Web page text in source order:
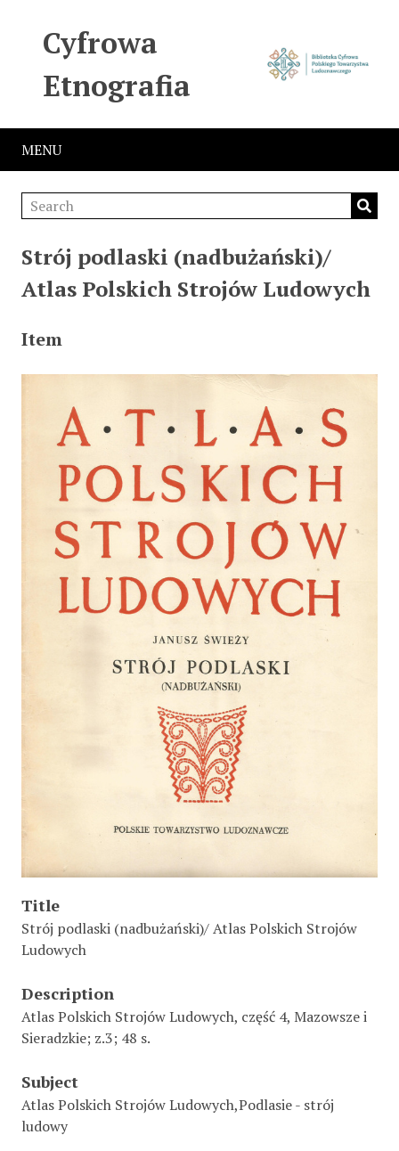
Cyfrowa
Etnografia
MENU
Strój podlaski (nadbużański)/
Atlas Polskich Strojów Ludowych
Item
Title
Strój podlaski (nadbużański)/ Atlas Polskich Strojów
Ludowych
Description
Atlas Polskich Strojów Ludowych, część 4, Mazowsze i
Sieradzkie; z.3; 48 s.
Subject
Atlas Polskich Strojów Ludowych,Podlasie - strój
ludowy